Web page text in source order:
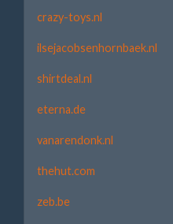
crazy-toys.nl
ilsejacobsenhornbaek.nl
shirtdeal.nl
eterna.de
vanarendonk.nl
thehut.com
zeb.be